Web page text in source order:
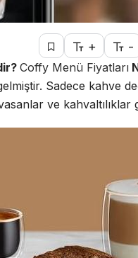
+ -
Coffy Menü Fiyatları
Sadece kahve
ve